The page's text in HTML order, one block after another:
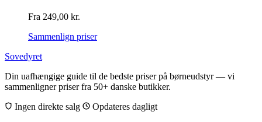
Fra 249,00 kr.
Sammenlign priser
Sovedyret
Din uafhængige guide til de bedste priser på børneudstyr — vi
sammenligner priser fra 50+ danske butikker.
Ingen direkte salg
Opdateres dagligt